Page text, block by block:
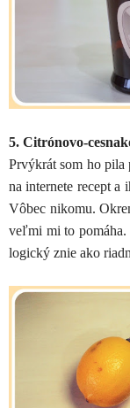
5. Citrónovo-
Prvýkrát som ho pila
na internete recept a
Vôbec nikomu.
veľmi mi to pomáha.
logický znie ako